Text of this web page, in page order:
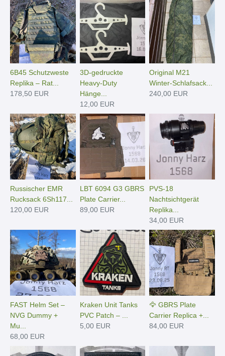
6B45 Schutzweste
Replika – Rat...
178,50 EUR
3D-gedruckte
Heavy-Duty
Hänge­...
12,00 EUR
Original M21
Winter-Schlafsack...
240,00 EUR
Russischer EMR
Rucksack 6Sh117...
120,00 EUR
LBT 6094 G3 GBRS
Plate Carrier...
89,00 EUR
PVS-18
Nachtsichtgerät
Replika...
34,00 EUR
FAST Helm Set –
NVG Dummy +
Mu...
68,00 EUR
Kraken Unit Tanks
PVC Patch – ...
5,00 EUR
🦅 GBRS Plate
Carrier Replica +...
84,00 EUR